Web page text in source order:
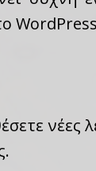
νέες